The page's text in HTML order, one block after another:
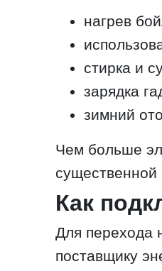
нагрев
стирка и
зарядка
зимний
Чем больше
существенной
Как
Для перехода
поставщику